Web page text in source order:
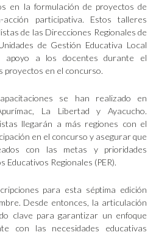
en la formulación de proyectos de
acción participativa. Estos talleres
de las Direcciones Regionales de
de Gestión Educativa Local
apoyo a los docentes durante el
proyectos en el concurso.
se han realizado en
La Libertad y Ayacucho.
llegarán a más regiones con el
en el concurso y asegurar que
con las metas y prioridades
Educativos Regionales (PER).
para esta séptima edición
Desde entonces, la articulación
clave para garantizar un enfoque
con las necesidades educativas